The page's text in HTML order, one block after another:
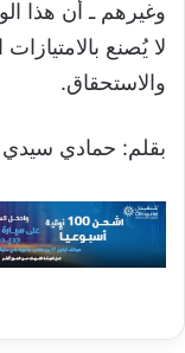
وغيرهم ـ أن هذا
لا يُصنع
والاستحقاق.
بقلم: حمادي سيدي